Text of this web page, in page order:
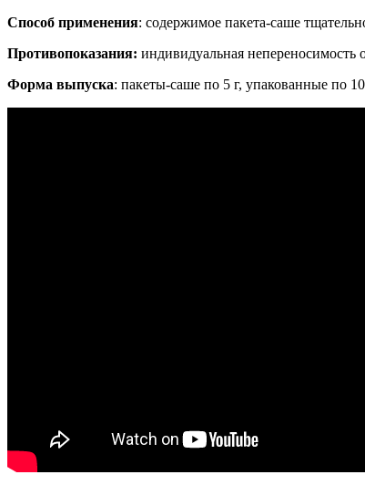
Способ применения: содержимое пакета-саше
Противопоказания: индивидуальная непереносимость
Форма выпуска: пакеты-саше по 5 г, упакованные по